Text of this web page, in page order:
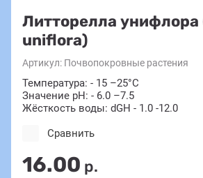
Литторелла
uniflora)
Артикул: Почвопокровные растения
Температура: - 15 –25°C
Значение pH: - 6.0 –7.5
Жёсткость воды: dGH - 1.0 -12.0
16.00 р.
Сравнить